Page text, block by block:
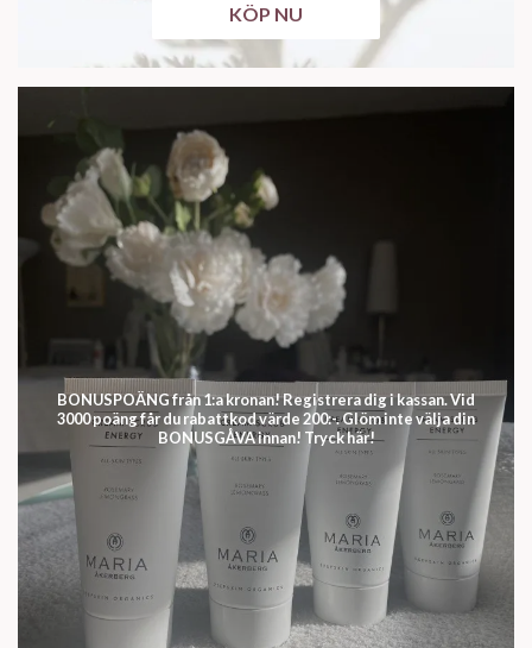
KÖP NU
BONUSPOÄNG från 1:a kronan! Registrera dig i kassan. Vid
3000 poäng får du rabattkod värde 200:-. Glöm inte välja din
BONUSGÅVA innan! Tryck här!